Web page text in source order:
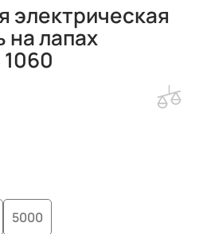
электрическая
на лапах
1060
5000